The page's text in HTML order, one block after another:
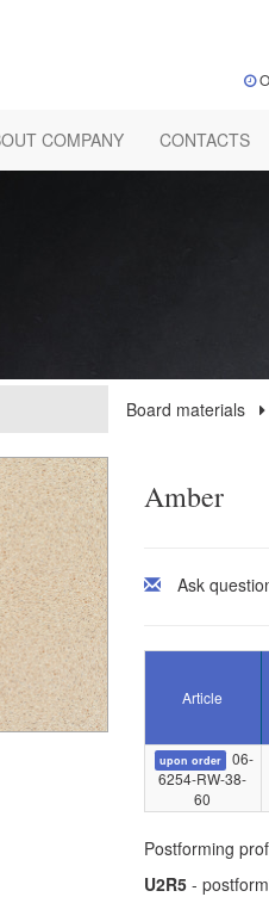
COMPANY CONTACTS
Board materials
Amber
Ask
Article
upon order
06-
6254-RW-38-
60
Postforming
U2R5-